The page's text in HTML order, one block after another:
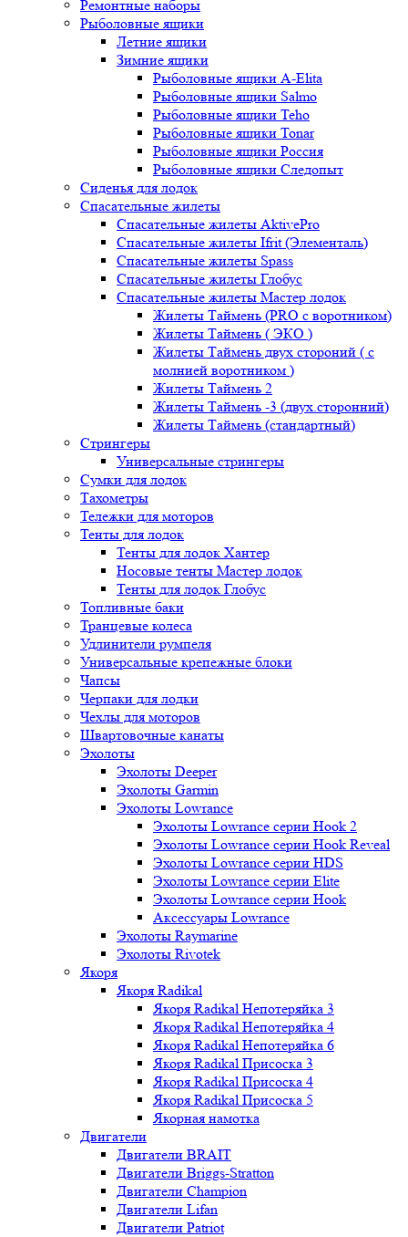
Ремонтные наборы
Рыболовные ящики
Летние ящики
Зимние ящики
Рыболовные ящики A-Elita
Рыболовные ящики Salmo
Рыболовные ящики Teho
Рыболовные ящики Tonar
Рыболовные ящики Россия
Рыболовные ящики Следопыт
Сиденья для лодок
Спасательные жилеты
Спасательные жилеты AktivePro
Спасательные жилеты Ifrit (Элементаль)
Спасательные жилеты Spass
Спасательные жилеты Глобус
Спасательные жилеты Мастер лодок
Жилеты Таймень (PRO c воротником)
Жилеты Таймень ( ЭКО )
Жилеты Таймень двух стороний ( с
молнией воротником )
Жилеты Таймень 2
Жилеты Таймень -3 (двух.сторонний)
Жилеты Таймень (стандартный)
Стрингеры
Универсальные стрингеры
Сумки для лодок
Тахометры
Тележки для моторов
Тенты для лодок
Тенты для лодок Хантер
Носовые тенты Мастер лодок
Тенты для лодок Глобус
Топливные баки
Транцевые колеса
Удлинители румпеля
Универсальные крепежные блоки
Чапсы
Черпаки для лодки
Чехлы для моторов
Швартовочные канаты
Эхолоты
Эхолоты Deeper
Эхолоты Garmin
Эхолоты Lowrance
Эхолоты Lowrance серии Hook 2
Эхолоты Lowrance серии Hook Reveal
Эхолоты Lowrance серии HDS
Эхолоты Lowrance серии Elite
Эхолоты Lowrance серии Hook
Аксессуары Lowrance
Эхолоты Raymarine
Эхолоты Rivotek
Якоря
Якоря Radikal
Якоря Radikal Непотеряйка 3
Якоря Radikal Непотеряйка 4
Якоря Radikal Непотеряйка 6
Якоря Radikal Присоска 3
Якоря Radikal Присоска 4
Якоря Radikal Присоска 5
Якорная намотка
Двигатели
Двигатели BRAIT
Двигатели Briggs-Stratton
Двигатели Champion
Двигатели Lifan
Двигатели Patriot